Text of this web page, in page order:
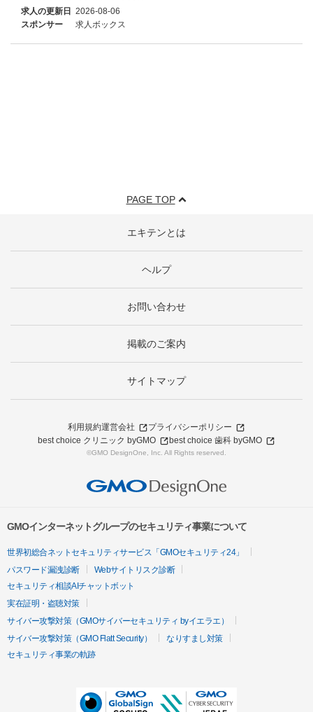
求人の更新日 2026-08-06
スポンサー
求人ボックス
PAGE TOP
エキテンとは
ヘルプ
お問い合わせ
掲載のご案内
サイトマップ
利用規約運営会社
プライバシーポリシー
best choice クリニック byGMO
best choice 歯科 byGMO
©GMO DesignOne, Inc. All Rights reserved.
GMOインターネットグループのセキュリティ事業について
世界初総合ネットセキュリティサービス「GMOセキュリティ24」
パスワード漏洩診断
Webサイトリスク診断
セキュリティ相談AIチャットボット
実在証明・盗聴対策
サイバー攻撃対策（GMOサイバーセキュリティ byイエラエ）
サイバー攻撃対策（GMO Flatt Security）
なりすまし対策
セキュリティ事業の軌跡